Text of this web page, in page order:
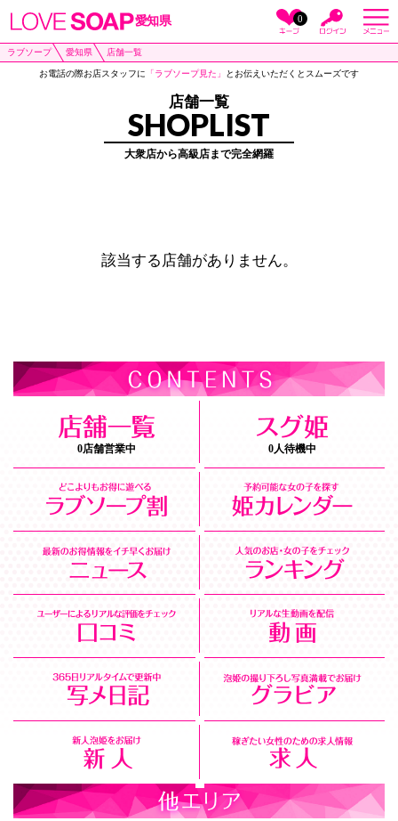
愛知県 0
ラブソープ 愛知県 店舗一覧
お電話の際お店スタッフに 「ラブソープ見た」 とお伝えいただくとスムーズです
店舗一覧
SHOPLIST
大衆店から高級店まで完全網羅
該当する店舗がありません。
0店舗営業中 0人待機中